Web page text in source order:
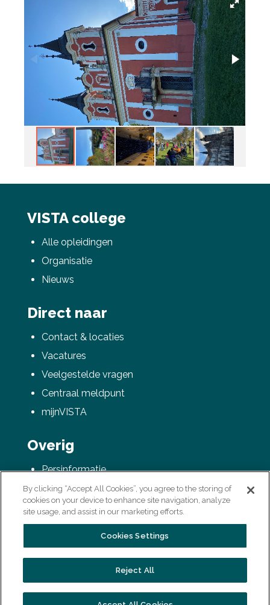
VISTA college
Alle opleidingen
Organisatie
Nieuws
Direct naar
Contact & locaties
Vacatures
Veelgestelde vragen
Centraal meldpunt
mijnVISTA
Overig
Persinformatie
AVG / Privacyverklaring
Colofon
By clicking “Accept All Cookies”, you agree to the storing of
cookies on your device to enhance site navigation, analyze
site usage, and assist in our marketing efforts.
Cookies Settings
Reject All